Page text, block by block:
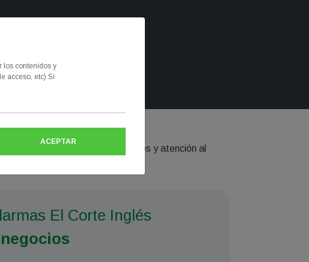
Luz y Gas
altas, empresas, autónomos y atención al
El Corte Inglés
los contenidos y
acceso, etc) Si
ACEPTAR